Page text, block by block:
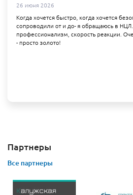
26 июня 2026
Когда хочется быстро, когда хочется
сопроводили от и до- я обращаюсь в
профессионализм, скорость реакции.
- просто золото!
Партнеры
Все партнеры